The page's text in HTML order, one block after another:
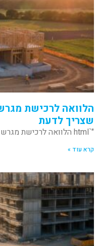
הלוואה לרכישת
שצריך לדעת
"`html הלוואה לרכישת מגרש ובניית בית עם משכון: כל מה
קרא עוד »